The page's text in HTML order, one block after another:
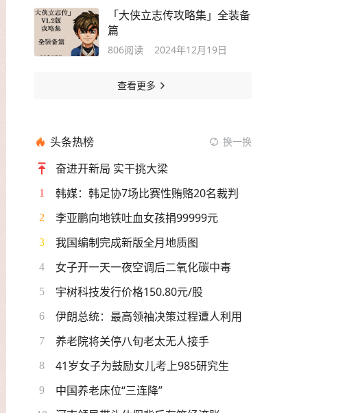
「大侠立志传攻略集」全装备
篇
806阅读 2024年12月19日
查看更多
头条热榜 换一换
奋进开新局 实干挑大梁
1 韩媒：韩足协7场比赛性贿赂20名裁判
2 李亚鹏向地铁吐血女孩捐99999元
3 我国编制完成新版全月地质图
4 女子开一天一夜空调后二氧化碳中毒
5 宇树科技发行价格150.80元/股
6 伊朗总统：最高领袖决策过程遭人利用
7 养老院将关停八旬老太无人接手
8 41岁女子为鼓励女儿考上985研究生
9 中国养老床位“三连降”